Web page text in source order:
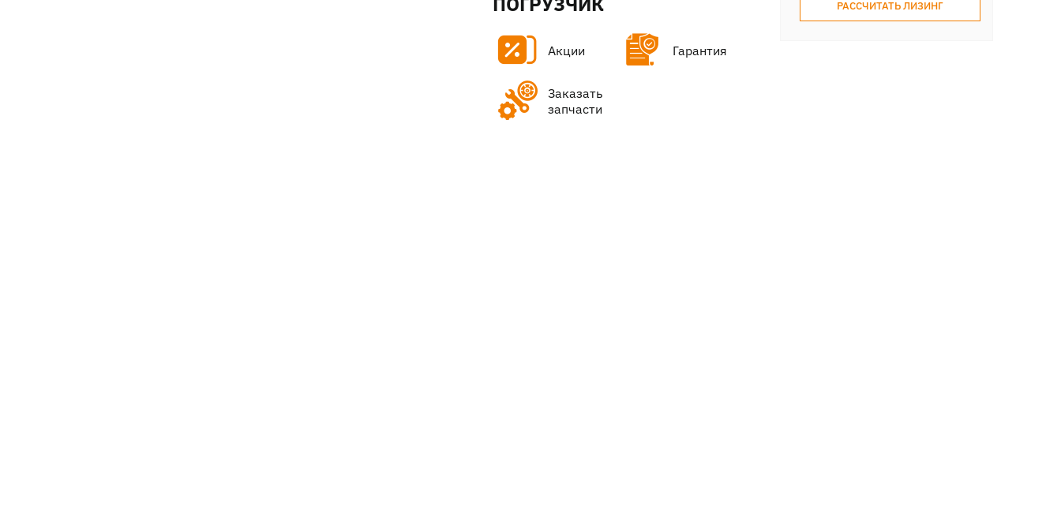
Акции Гарантия
Заказать
запчасти
РАССЧИТАТЬ ЛИЗИНГ